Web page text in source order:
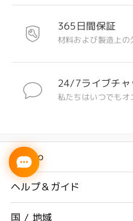
365日間保証
材料および製造上
24/7ライブチャ
私たちはいつでもオ
Firmoo
ヘルプ＆ガイド
国 / 地域